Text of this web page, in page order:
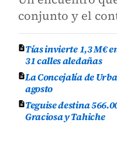
conjunto y el
Tías invierte 1,3 M€
31 calles aledañas
La Concejalía de
agosto
Teguise destina
Graciosa y Tahiche